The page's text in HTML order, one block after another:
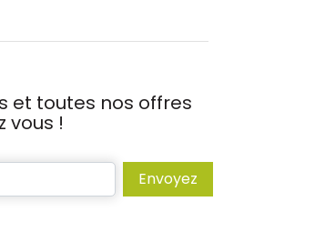
et toutes nos offres
vous !
Envoyez